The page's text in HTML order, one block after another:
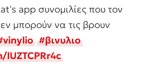
app συνομιλίες που τον
μπορούν να τις βρουν
#βινυλιο